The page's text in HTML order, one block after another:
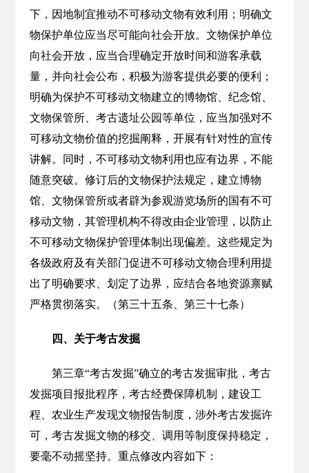
下，因地制宜推动不可移动文物有效利用；明确文
物保护单位应当尽可能向社会开放。文物保护单位
向社会开放，应当合理确定开放时间和游客承载
量，并向社会公布，积极为游客提供必要的便利；
明确为保护不可移动文物建立的博物馆、纪念馆、
文物保管所、考古遗址公园等单位，应当加强对不
可移动文物价值的挖掘阐释，开展有针对性的宣传
讲解。同时，不可移动文物利用也应有边界，不能
随意突破。修订后的文物保护法规定，建立博物
馆、文物保管所或者辟为参观游览场所的国有不可
移动文物，其管理机构不得改由企业管理，以防止
不可移动文物保护管理体制出现偏差。这些规定为
各级政府及有关部门促进不可移动文物合理利用提
出了明确要求、划定了边界，应结合各地资源禀赋
严格贯彻落实。（第三十五条、第三十七条）
四、关于考古发掘
第三章“考古发掘”确立的考古发掘审批，考古
发掘项目报批程序，考古经费保障机制，建设工
程、农业生产发现文物报告制度，涉外考古发掘许
可，考古发掘文物的移交、调用等制度保持稳定，
要毫不动摇坚持。重点修改内容如下：